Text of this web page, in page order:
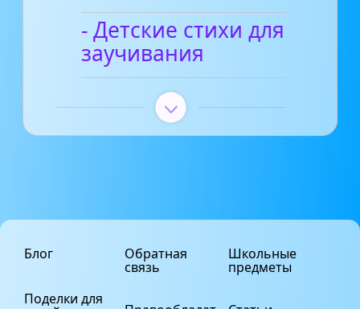
- Детские стихи для
заучивания
Блог
Поделки для
Обратная
связь
Школьные
предметы